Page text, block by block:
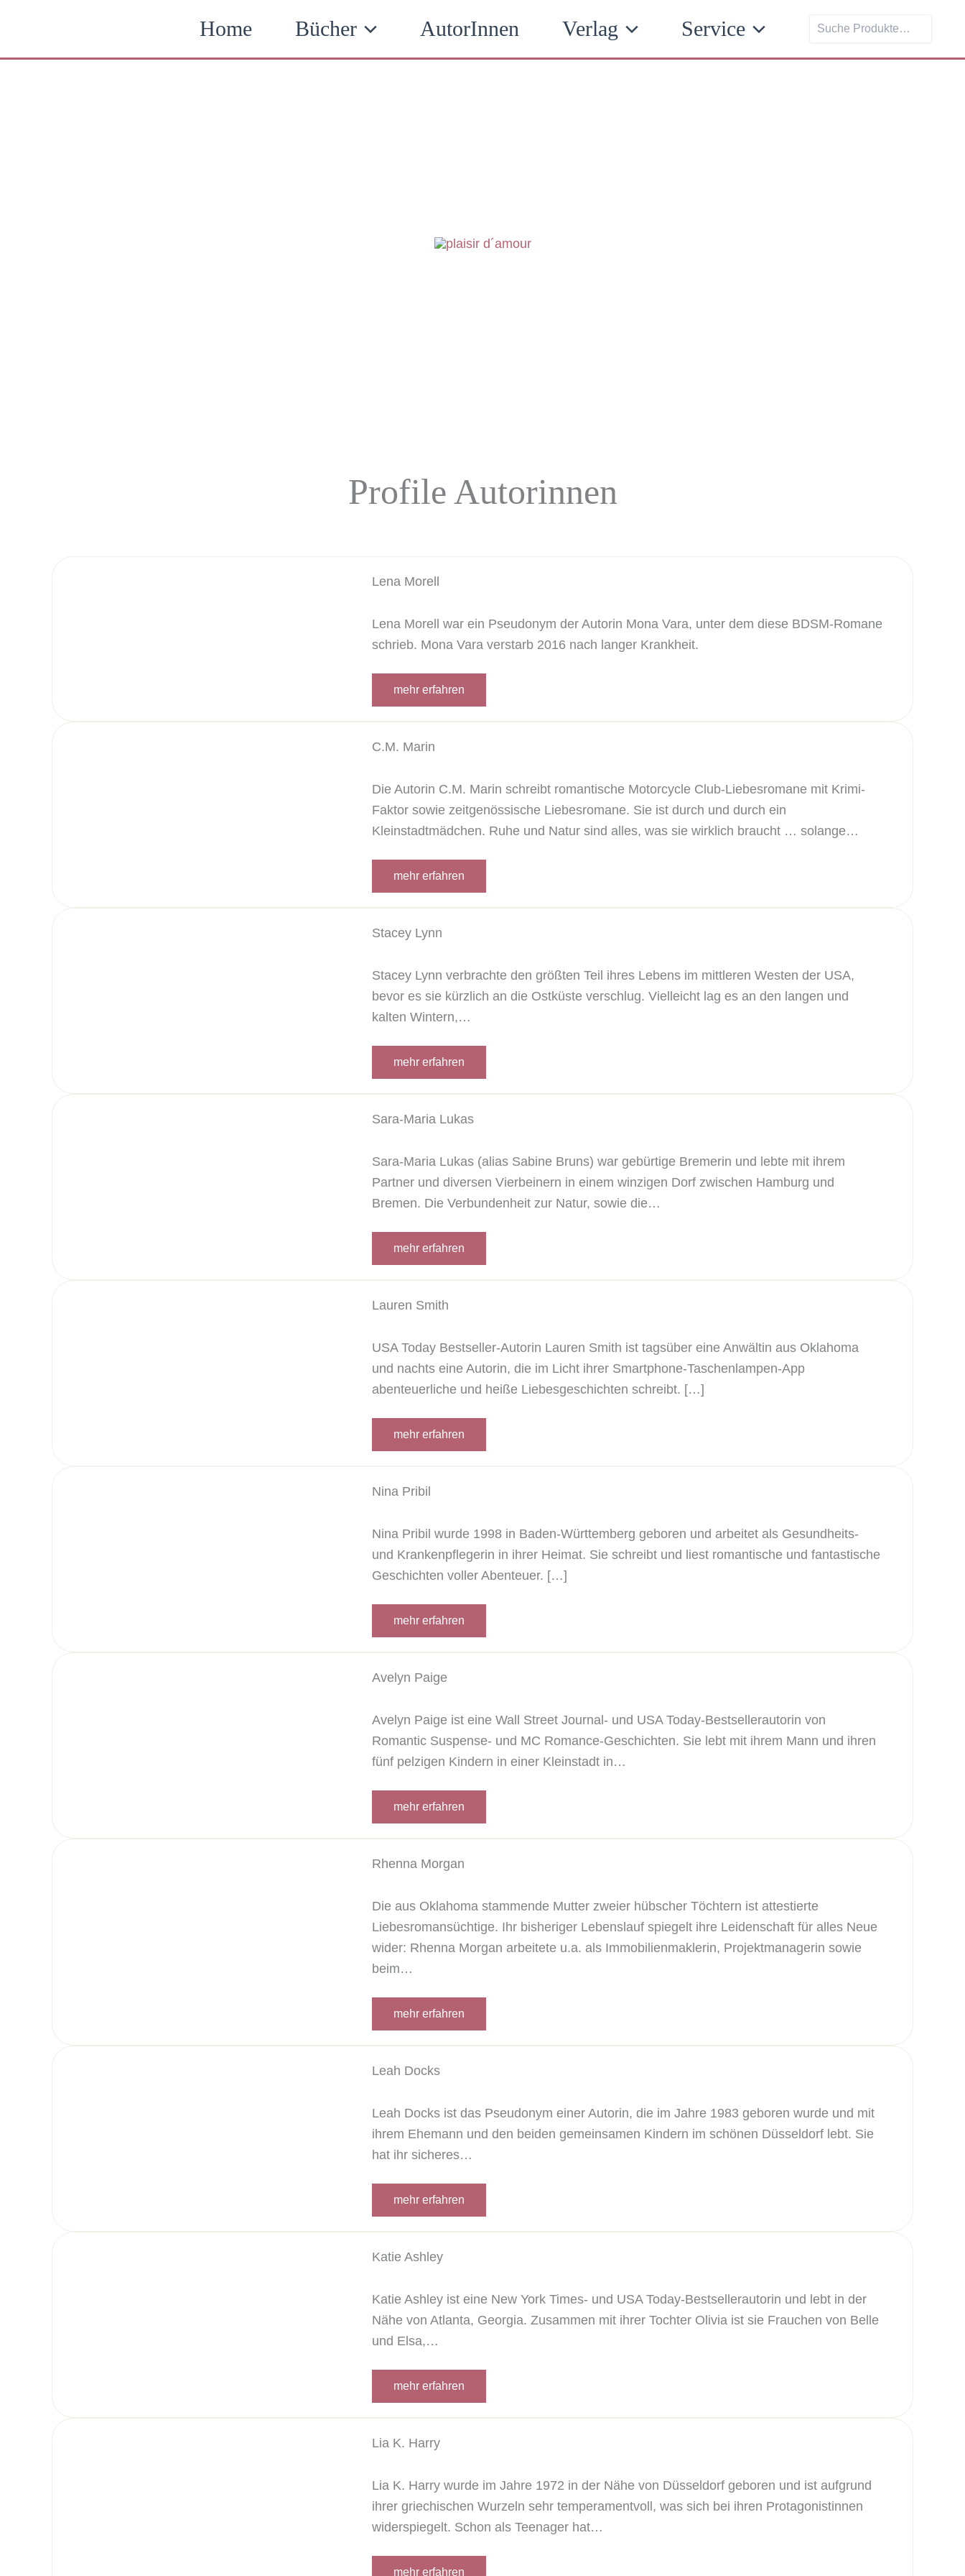
Home Bücher AutorInnen Verlag Service
Profile Autorinnen
Lena Morell
Lena Morell war ein Pseudonym der Autorin Mona Vara, unter dem diese BDSM-Romane
schrieb. Mona Vara verstarb 2016 nach langer Krankheit.
mehr erfahren
C.M. Marin
Die Autorin C.M. Marin schreibt romantische Motorcycle Club-Liebesromane mit Krimi-
Faktor sowie zeitgenössische Liebesromane. Sie ist durch und durch ein
Kleinstadtmädchen. Ruhe und Natur sind alles, was sie wirklich braucht … solange…
mehr erfahren
Stacey Lynn
Stacey Lynn verbrachte den größten Teil ihres Lebens im mittleren Westen der USA,
bevor es sie kürzlich an die Ostküste verschlug. Vielleicht lag es an den langen und
kalten Wintern,…
mehr erfahren
Sara-Maria Lukas
Sara-Maria Lukas (alias Sabine Bruns) war gebürtige Bremerin und lebte mit ihrem
Partner und diversen Vierbeinern in einem winzigen Dorf zwischen Hamburg und
Bremen. Die Verbundenheit zur Natur, sowie die…
mehr erfahren
Lauren Smith
USA Today Bestseller-Autorin Lauren Smith ist tagsüber eine Anwältin aus Oklahoma
und nachts eine Autorin, die im Licht ihrer Smartphone-Taschenlampen-App
abenteuerliche und heiße Liebesgeschichten schreibt. […]
mehr erfahren
Nina Pribil
Nina Pribil wurde 1998 in Baden-Württemberg geboren und arbeitet als Gesundheits-
und Krankenpflegerin in ihrer Heimat. Sie schreibt und liest romantische und fantastische
Geschichten voller Abenteuer. […]
mehr erfahren
Avelyn Paige
Avelyn Paige ist eine Wall Street Journal- und USA Today-Bestsellerautorin von
Romantic Suspense- und MC Romance-Geschichten. Sie lebt mit ihrem Mann und ihren
fünf pelzigen Kindern in einer Kleinstadt in…
mehr erfahren
Rhenna Morgan
Die aus Oklahoma stammende Mutter zweier hübscher Töchtern ist attestierte
Liebesromansüchtige. Ihr bisheriger Lebenslauf spiegelt ihre Leidenschaft für alles Neue
wider: Rhenna Morgan arbeitete u.a. als Immobilienmaklerin, Projektmanagerin sowie
beim…
mehr erfahren
Leah Docks
Leah Docks ist das Pseudonym einer Autorin, die im Jahre 1983 geboren wurde und mit
ihrem Ehemann und den beiden gemeinsamen Kindern im schönen Düsseldorf lebt. Sie
hat ihr sicheres…
mehr erfahren
Katie Ashley
Katie Ashley ist eine New York Times- und USA Today-Bestsellerautorin und lebt in der
Nähe von Atlanta, Georgia. Zusammen mit ihrer Tochter Olivia ist sie Frauchen von Belle
und Elsa,…
mehr erfahren
Lia K. Harry
Lia K. Harry wurde im Jahre 1972 in der Nähe von Düsseldorf geboren und ist aufgrund
ihrer griechischen Wurzeln sehr temperamentvoll, was sich bei ihren Protagonistinnen
widerspiegelt. Schon als Teenager hat…
mehr erfahren